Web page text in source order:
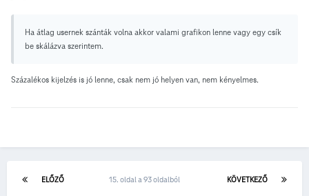
Ha átlag usernek szánták volna akkor valami grafikon lenne vagy egy csík
be skálázva szerintem.
Százalékos kijelzés is jó lenne, csak nem jó helyen van, nem kényelmes.
ELŐZŐ KÖVETKEZŐ
15. oldal a 93 oldalból